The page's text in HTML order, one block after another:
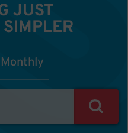
JUST
Monthly